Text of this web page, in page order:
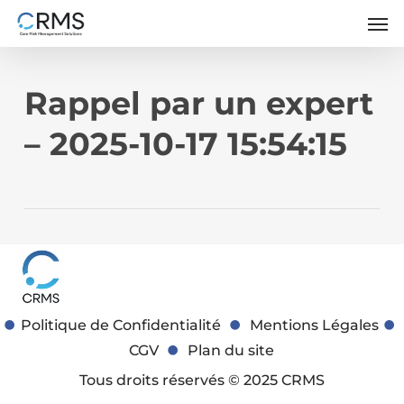
Skip
Rappel par un expert
– 2025-10-17 15:54:15
Politique de Confidentialité
Mentions Légales
CGV
Plan du site
Tous droits réservés © 2025 CRMS